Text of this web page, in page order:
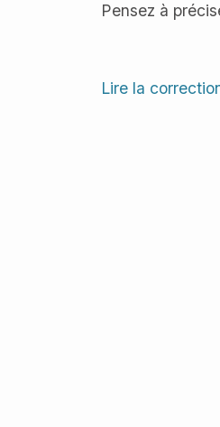
Pensez à
Lire la